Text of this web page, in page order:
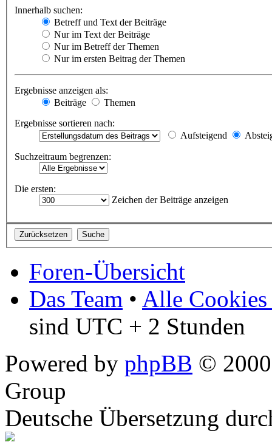
Innerhalb suchen:
Betreff und Text der Beiträge
Nur im Text der Beiträge
Nur im Betreff der Themen
Nur im ersten Beitrag der Themen
Ergebnisse anzeigen als:
Beiträge
Themen
Ergebnisse sortieren nach:
Aufsteigend
Suchzeitraum begrenzen:
Die ersten:
Zeichen der Beiträge anzeigen
Foren-Übersicht
Das Team • Alle Cookies
sind UTC + 2 Stunden
Powered by phpBB ©
Group
Deutsche Übersetzung